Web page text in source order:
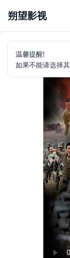
朔望影视
温馨提醒!
如果不能请选择